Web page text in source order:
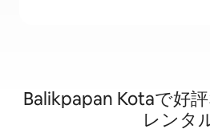
Balikpapan Kotaで好
レンタ